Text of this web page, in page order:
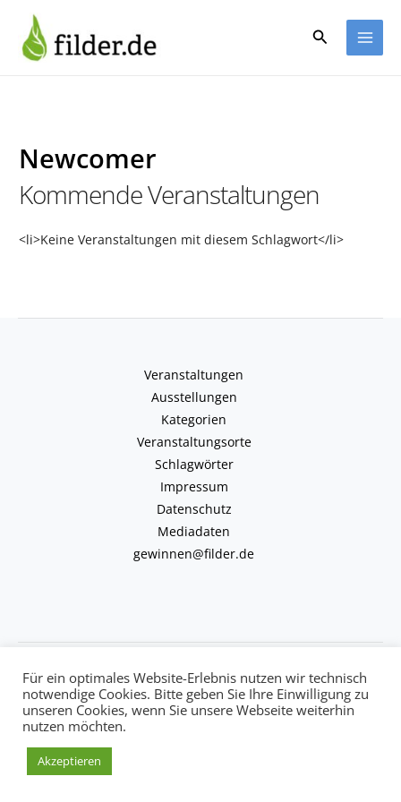
Inhalt
springen
Suchen
Newcomer
Kommende Veranstaltungen
<li>Keine Veranstaltungen mit diesem Schlagwort</li>
Veranstaltungen
Ausstellungen
Kategorien
Veranstaltungsorte
Schlagwörter
Impressum
Datenschutz
Mediadaten
gewinnen@filder.de
Copyright © 2026 kulturkalender-filder.de | Powered by kulturkalender-
filder.de
Für ein optimales Website-Erlebnis nutzen wir technisch
notwendige Cookies. Bitte geben Sie Ihre Einwilligung zu
unseren Cookies, wenn Sie unsere Webseite weiterhin
nutzen möchten.
Akzeptieren